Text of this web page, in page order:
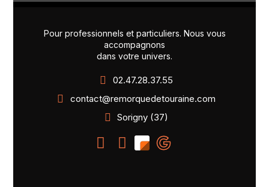
Pour professionnels et particuliers. Nous vous
accompagnons
dans votre univers.
02.47.28.37.55
contact@remorquedetouraine.com
Sorigny (37)